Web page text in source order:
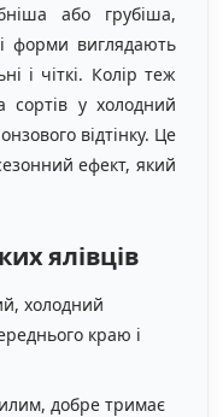
або грубіша,
форми виглядають
і чіткі. Колір теж
сортів у холодний
відтінку. Це
ефект, який
ялівців
холодний
краю і
добре тримає